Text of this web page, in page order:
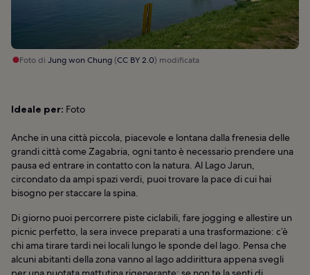
Foto di Jung won Chung(CC BY 2.0) modificata
Ideale per: Foto
Anche in una città piccola, piacevole e lontana dalla frenesia delle
grandi città come Zagabria, ogni tanto è necessario prendere una
pausa ed entrare in contatto con la natura. Al Lago Jarun,
circondato da ampi spazi verdi, puoi trovare la pace di cui hai
bisogno per staccare la spina.
Di giorno puoi percorrere piste ciclabili, fare jogging e allestire un
picnic perfetto, la sera invece preparati a una trasformazione: c’è
chi ama tirare tardi nei locali lungo le sponde del lago. Pensa che
alcuni abitanti della zona vanno al lago addirittura appena svegli